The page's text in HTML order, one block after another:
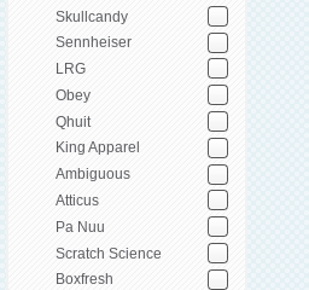
Skullcandy
Sennheiser
LRG
Obey
Qhuit
King Apparel
Ambiguous
Atticus
Pa Nuu
Scratch Science
Boxfresh